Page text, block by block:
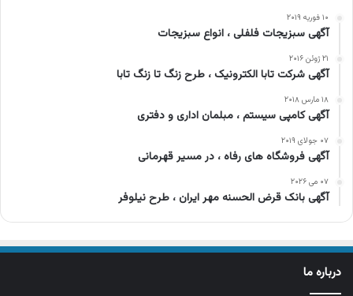
۱۰ فوریه ۲۰۱۹
آگهی سبزیجات فلفلی ، انواع سبزیجات
۲۱ ژوئن ۲۰۱۶
آگهی شرکت تابا الکترونیک ، طرح زنگ تا زنگ تابا
۱۸ مارس ۲۰۱۸
آگهی کامپی سیستم ، مبلمان اداری و دفتری
۰۷ جولای ۲۰۱۹
آگهی فروشگاه های رفاه ، در مسیر قهرمانی
۰۷ می ۲۰۲۶
آگهی بانک قرض الحسنه مهر ایران ، طرح نیلوفر
درباره ما